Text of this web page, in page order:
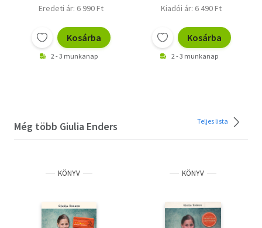
Eredeti ár: 6 990 Ft
Kosárba
2 - 3 munkanap
Kiadói ár: 6 490 Ft
Kosárba
2 - 3 munkanap
Még több Giulia Enders Teljes lista
KÖNYV KÖNYV